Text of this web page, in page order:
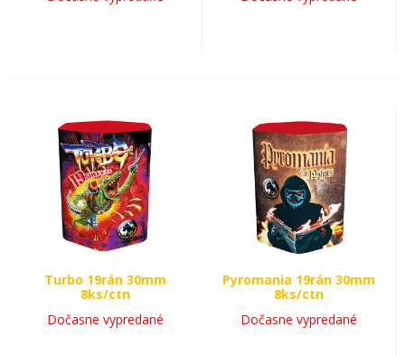
Turbo 19rán 30mm
8ks/ctn
Dočasne vypredané
Pyromania 19rán 30mm
8ks/ctn
Dočasne vypredané